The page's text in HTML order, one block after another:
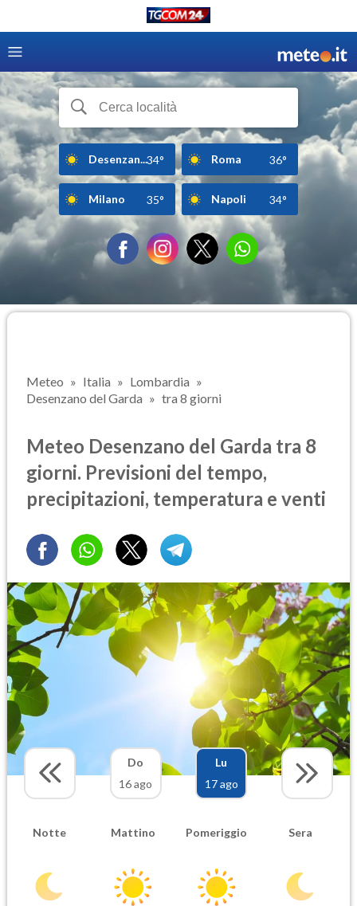
Desenzan...34° Roma 36°
Milano 35° Napoli 34°
Meteo Italia
Lombardia
Desenzano del Garda
tra 8 giorni
Meteo Desenzano del Garda tra 8
giorni. Previsioni del tempo,
precipitazioni, temperatura e venti
Do
16 ago
Lu
17 ago
Notte Mattino Pomeriggio Sera